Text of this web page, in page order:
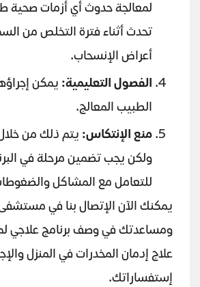
لمعالجة حدوث أي أزمات صحية
تحدث أثناء فترة التخلص من
أعراض الإنسحاب.
الفصول التعليمية: يمكن
الطبيب المعالج.
منع الإنتكاس: يتم ذلك من
ولكن يجب تضمين مرحلة في
للتعامل مع المشاكل
يمكنك الآن الإتصال بنا في
ومساعدتك في وصف برنامج علاجي
علاج إدمان المخدرات في المنزل
إستفساراتك.